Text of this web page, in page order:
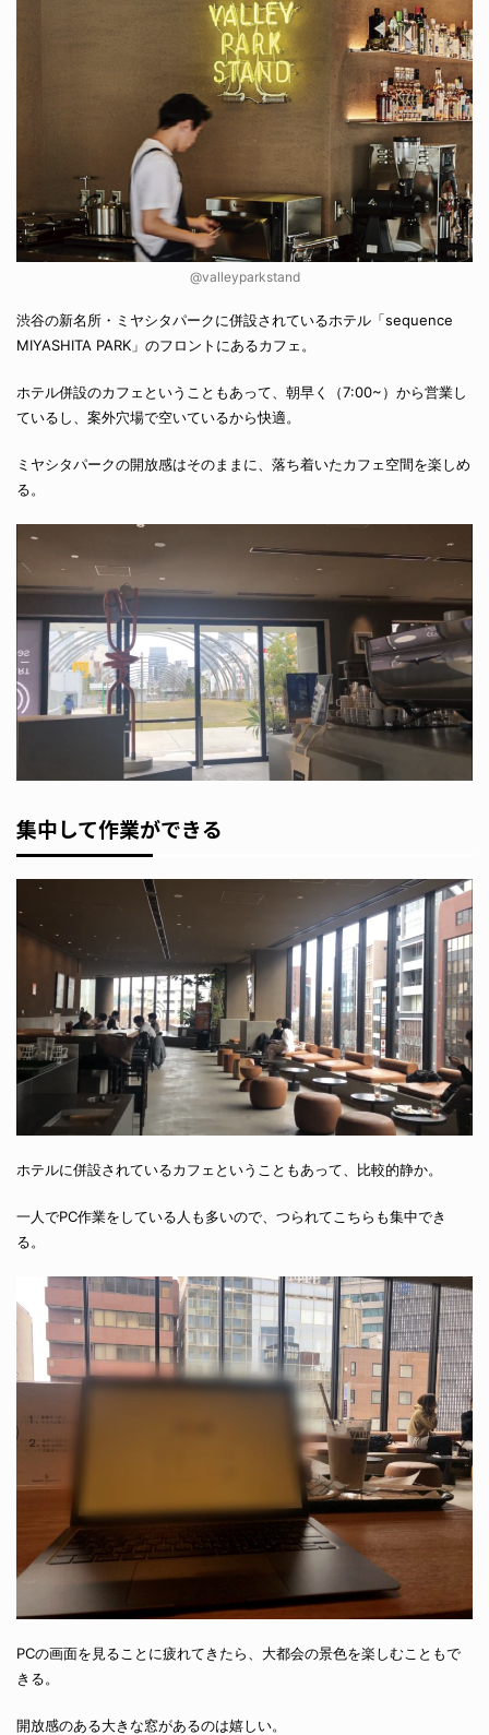
@valleyparkstand
渋谷の新名所・ミヤシタパークに併設されているホテル「sequence
MIYASHITA PARK」のフロントにあるカフェ。
ホテル併設のカフェということもあって、朝早く（7:00~）から営業し
ているし、案外穴場で空いているから快適。
ミヤシタパークの開放感はそのままに、落ち着いたカフェ空間を楽しめ
る。
集中して作業ができる
ホテルに併設されているカフェということもあって、比較的静か。
一人でPC作業をしている人も多いので、つられてこちらも集中でき
る。
PCの画面を見ることに疲れてきたら、大都会の景色を楽しむこともで
きる。
開放感のある大きな窓があるのは嬉しい。